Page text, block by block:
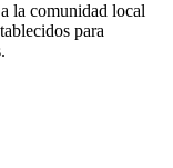
la comunidad local
para